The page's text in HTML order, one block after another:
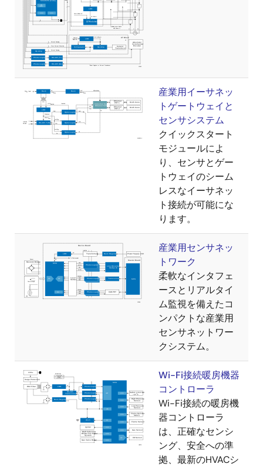
産業用イーサネッ
トゲートウェイと
センサシステム
クイックスタート
モジュールによ
り、センサとゲー
トウェイのシーム
レスなイーサネッ
ト接続が可能にな
ります。
産業用センサネッ
トワーク
柔軟なインタフェ
ースとリアルタイ
ム監視を備えたコ
ンパクトな産業用
センサネットワー
クシステム。
Wi-Fi接続暖房機器
コントローラ
Wi-Fi接続の暖房機
器コントローラ
は、正確なセンシ
ング、安全への準
拠、最新のHVACシ